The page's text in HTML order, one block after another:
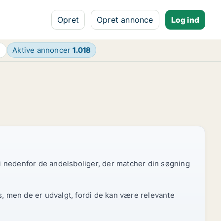
Opret Opret annonce Log ind
Aktive annoncer1.018
de andelsboliger, der matcher din søgning
men de er udvalgt, fordi de kan være relevante